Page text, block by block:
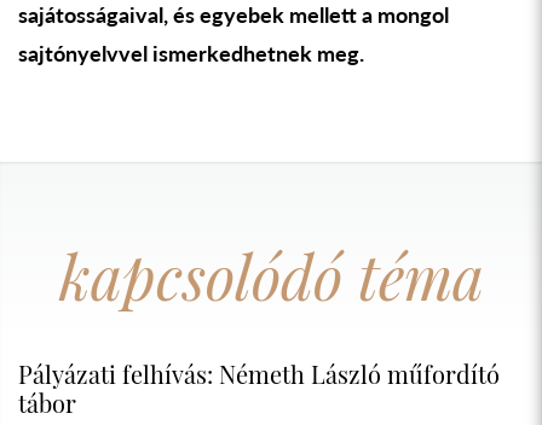
sajátosságaival, és egyebek mellett a mongol
sajtónyelvvel ismerkedhetnek meg.
kapcsolódó téma
Pályázati felhívás: Németh László műfordító
tábor